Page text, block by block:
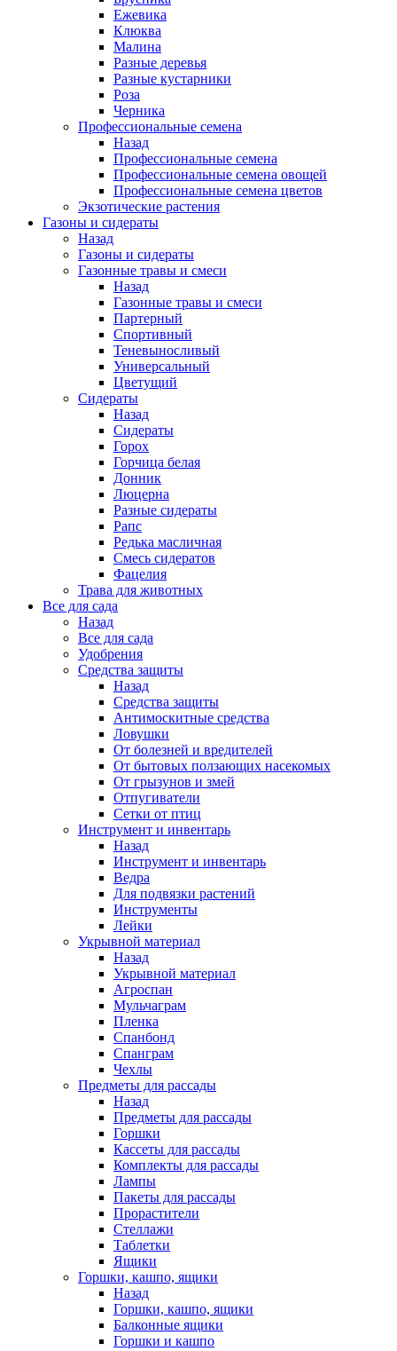
Ежевика
Клюква
Малина
Разные деревья
Разные кустарники
Роза
Черника
Профессиональные семена
Назад
Профессиональные семена
Профессиональные семена овощей
Профессиональные семена цветов
Экзотические растения
Газоны и сидераты
Назад
Газоны и сидераты
Газонные травы и смеси
Назад
Газонные травы и смеси
Партерный
Спортивный
Теневыносливый
Универсальный
Цветущий
Сидераты
Назад
Сидераты
Горох
Горчица белая
Донник
Люцерна
Разные сидераты
Рапс
Редька масличная
Смесь сидератов
Фацелия
Трава для животных
Все для сада
Назад
Все для сада
Удобрения
Средства защиты
Назад
Средства защиты
Антимоскитные средства
Ловушки
От болезней и вредителей
От бытовых ползающих насекомых
От грызунов и змей
Отпугиватели
Сетки от птиц
Инструмент и инвентарь
Назад
Инструмент и инвентарь
Ведра
Для подвязки растений
Инструменты
Лейки
Укрывной материал
Назад
Укрывной материал
Агроспан
Мульчаграм
Пленка
Спанбонд
Спанграм
Чехлы
Предметы для рассады
Назад
Предметы для рассады
Горшки
Кассеты для рассады
Комплекты для рассады
Лампы
Пакеты для рассады
Прорастители
Стеллажи
Таблетки
Ящики
Горшки, кашпо, ящики
Назад
Горшки, кашпо, ящики
Балконные ящики
Горшки и кашпо